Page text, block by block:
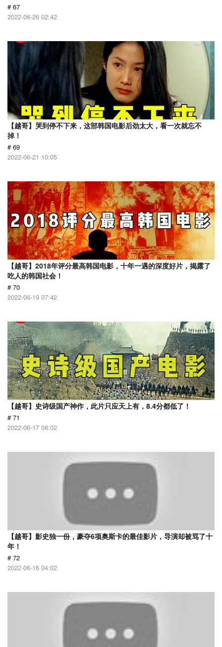
# 67
2022-06-26 02:42
【越哥】哭到停不下来，这部韩国电影后劲太大，看一次就忘不
掉！
# 69
2022-06-21 10:05
【越哥】2018年评分最高韩国电影，十年一遇的深度好片，揭露了
吃人的韩国社会！
# 70
2022-06-19 07:42
【越哥】史诗级国产神作，此片只应天上有，8.4分都低了！
# 71
2022-06-17 08:02
【越哥】影史独一份，豪夺6项奥斯卡的最佳影片，导演却被骂了十
年！
# 72
2022-06-16 04:02